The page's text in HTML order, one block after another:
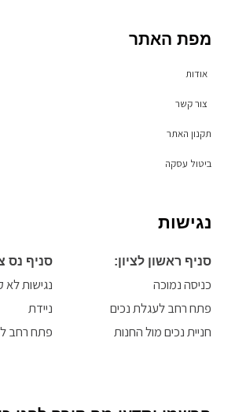
o
g
מפת האתר
אודות
צור קשר
תקנון האתר
ביטול עסקה
נגישות
סניף ראשון לציון:
כניסה נמוכה
פתח רחב לעגלת נכים
חניית נכים מול החנות
סניף נס
נגישות
ניידת
פתח רחב